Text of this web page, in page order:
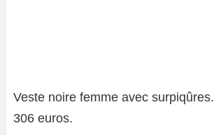
Veste noire femme avec surpiqûres.
306 euros.